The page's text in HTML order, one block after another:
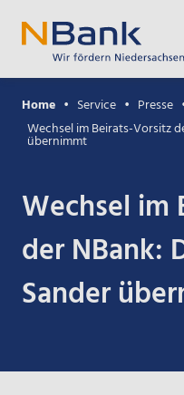
Home Service
Presse
Wechsel im Beirats-Vorsitz
übernimmt
Wechsel im
der NBank:
Sander